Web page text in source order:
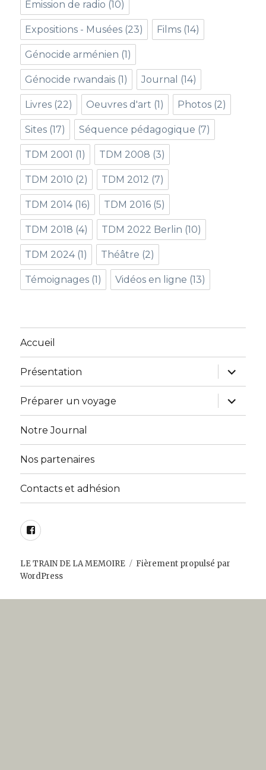
Emission de radio (10)
Expositions - Musées (23) Films (14)
Génocide arménien (1)
Génocide rwandais (1) Journal (14)
Livres (22) Oeuvres d'art (1) Photos (2)
Sites (17) Séquence pédagogique (7)
TDM 2001 (1) TDM 2008 (3)
TDM 2010 (2) TDM 2012 (7)
TDM 2014(16) TDM 2016 (5)
TDM 2018 (4) TDM 2022 Berlin (10)
TDM 2024(1) Théâtre (2)
Témoignages (1) Vidéos en ligne (13)
Accueil
Présentation
ouvrir
le
sous-
menu
Préparer un voyage
ouvrir
le
sous-
Notre Journal
Nos partenaires
Contacts et adhésion
Facebook
LE TRAIN DE LA MEMOIRE
Fièrement propulsé par
WordPress